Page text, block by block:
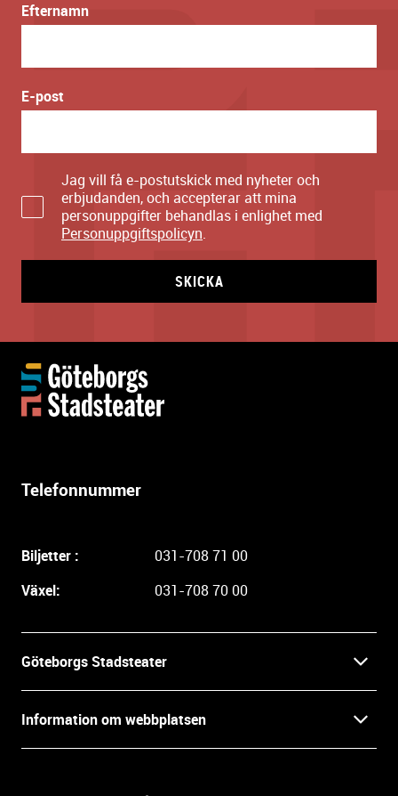
Efternamn
E-post
Jag vill få e-postutskick med nyheter och
erbjudanden, och accepterar att mina
personuppgifter behandlas i enlighet med
Personuppgiftspolicyn.
SKICKA
Telefonnummer
Biljetter :
031-708 71 00
Växel:
031-708 70 00
Göteborgs Stadsteater
Press
Information om webbplatsen